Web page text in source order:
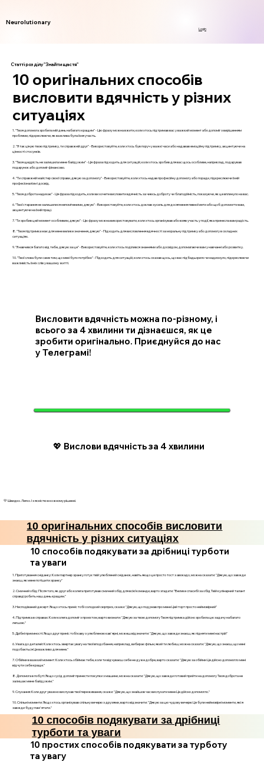
Neurolutionary
Login
Статті розділу "Знайти щастя"
10 оригінальних способів
висловити вдячність у різних
ситуаціях
1. "Твоя допомога зробила мій день набагато кращим" - Цю фразу можна вжити, коли хтось підтримав вас у важкий момент або допоміг з вирішенням
проблеми, підкреслюючи, як важлива була їхня участь.
2. "Я так ціную твою підтримку, ти справжній друг" - Використовуйте, коли хтось був поруч у важкі часи або надавав емоційну підтримку, акцентуючи на
цінності стосунків.
3. "Твоя щедрість не залишила мене байдужим" - Ця фраза підходить для ситуацій, коли хтось зробив для вас щось особливе, наприклад, подарував
подарунок або допоміг фінансово.
4. "Ти справжній майстер своєї справи, дякую за допомогу" - Використовуйте, коли хтось надав професійну допомогу або поради, підкреслюючи їхній
професіоналізм і досвід.
5. "Твоя доброта надихає" - Ця фраза підходить, коли ви хочете висловити вдячність за чиюсь доброту чи благодійність, показуючи, як це вплинуло на вас.
6. "Твої старання не залишилися непоміченими, дякую" - Використовуйте, коли хтось доклав зусиль для досягнення певної мети або щоб допомогти вам,
акцентуючи на їхній праці.
7. "Ти зробив цей момент особливим, дякую" - Цю фразу можна використовувати, коли хтось організував або взяв участь у події, яка принесла вам радість.
8. "Твоя підтримка має для мене велике значення, дякую" - Підходить для висловлення вдячності за моральну підтримку або допомогу в складних
ситуаціях.
9. "Я навчився багато від тебе, дякую за це" - Використовуйте, коли хтось поділився знаннями або досвідом, допомагаючи вам у навчанні або розвитку.
10. "Твої слова були саме тим, що мені було потрібно" - Підходить для ситуацій, коли хтось сказав щось, що вас підбадьорило чи надихнуло, підкреслюючи
важливість їхніх слів у вашому житті.
Висловити вдячність можна по-різному, і
всього за 4 хвилини ти дізнаєшся, як це
зробити оригінально. Приєднуйся до нас
у Телеграмі!
💖 Вислови вдячність за 4 хвилини
💛 Швидко. Легко. І з ясністю в кожному рішенні.
10 оригінальних способів висловити
вдячність у різних ситуаціях
10 способів подякувати за дрібниці турботи
та уваги
1. Приготування сніданку: Коли партнер зранку готує твій улюблений сніданок, навіть якщо це просто тост з авокадо, можна сказати: "Дякую, що завжди
знаєш, як мене потішити зранку"
2. Смачний обід: Після того, як друг або колега приготував смачний обід для всієї команди, варто згадати: "Велике спасибі за обід Твій кулінарний талант
справді робить наш день кращим."
3. Несподіваний десерт: Якщо хтось приніс тобі солодкий сюрприз, скажи: "Дякую, що подумав про мене Цей торт просто неймовірний"
4. Підтримка в справах: Коли колега допоміг з проєктом, варто визнати: "Дякую за твою допомогу Твоя підтримка дійсно зробила цю задачу набагато
легшою."
5. Дрібні приємності: Якщо друг приніс тобі каву з улюбленою кав'ярні, можеш відзначити: "Дякую, що завжди знаєш, як підняти мені настрій"
6. Увага до деталей: Коли хтось звертає увагу на твої вподобання, наприклад, вибирає фільм, який ти любиш, можна сказати: "Дякую, що знаєш, що мені
подобається Це важливо для мене."
7. Обійми в важкий момент: Коли хтось обіймає тебе, коли ти відчуваєш себе не дуже добре, варто сказати: "Дякую за обійми Це дійсно допомогло мені
відчути себе краще."
8. Допомога в побуті: Якщо сусід допоміг принести покупки з машини, можна сказати: "Дякую, що завжди готовий прийти на допомогу Твоя доброта не
залишає мене байдужим."
9. Слухання: Коли друг уважно вислухав твої переживання, скажи: "Дякую, що знайшов час вислухати мене Це дійсно допомогло."
10. Спільні моменти: Якщо хтось організував спільну вечерю з друзями, варто відзначити: "Дякую за цю чудову вечерю Це були неймовірні моменти, які я
завжди буду пам'ятати."
10 способів подякувати за дрібниці
турботи та уваги
10 простих способів подякувати за турботу
та увагу